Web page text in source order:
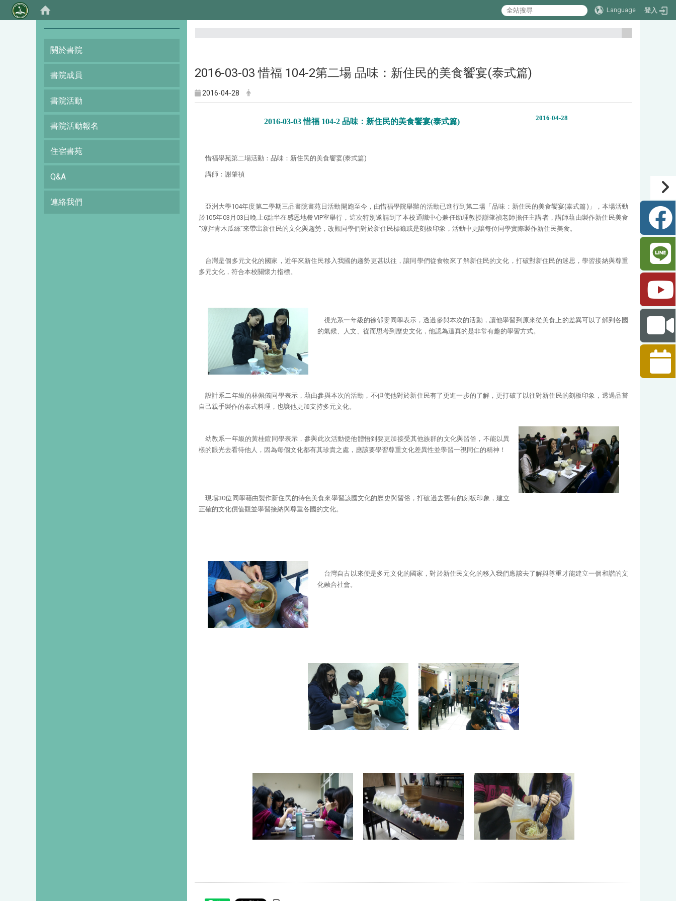
Language 登入
:::
關於書院
書院成員
書院活動
書院活動報名
住宿書苑
Q&A
連絡我們
2016-03-03 惜福 104-2第二場 品味：新住民的美食饗宴(泰式篇)
2016-04-28
2016-03-03 惜福 104-2 品味：新住民的美食饗宴(泰式篇) 2016-04-28
惜福學苑第二場活動：品味：新住民的美食饗宴(泰式篇)
講師 ： 謝肇禎
亞洲大學104年度第二學期三品書院書苑日活動開跑至今，由惜福學院舉辦的活動已進行到第二場「品味：新住民的美食饗宴(泰式篇)」，本場活動
於105年03月03日晚上6點半在感恩地餐VIP室舉行，這次特別邀請到了本校通識中心兼任助理教授謝肇禎老師擔任主講者，講師藉由製作新住民美食
“涼拌青木瓜絲”來帶出新住民的文化與趨勢，改觀同學們對於新住民標籤或是刻板印象，活動中更讓每位同學實際製作新住民美食。
台灣是個多元文化的國家，近年來新住民移入我國的趨勢更甚以往，讓同學們從食物來了解新住民的文化，打破對新住民的迷思，學習接納與尊重
多元文化，符合本校關懷力指標。
視光系一年級的徐郁雯同學表示，透過參與本次的活動，讓他學習到原來從美食上的差異可以了解到各國
的氣候、人文、從而思考到歷史文化，他認為這真的是非常有趣的學習方式。
設計系二年級的林佩儀同學表示，藉由參與本次的活動，不但使他對於新住民有了更進一步的了解，更打破了以往對新住民的刻板印象，透過品嘗
自己親手製作的泰式料理，也讓他更加支持多元文化。
幼教系一年級的黃桂鍹同學表示，參與此次活動使他體悟到要更加接受其他族群的文化與習俗，不能以異
樣的眼光去看待他人，因為每個文化都有其珍貴之處，應該要學習尊重文化差異性並學習一視同仁的精神！
現場30位同學藉由製作新住民的特色美食來學習該國文化的歷史與習俗，打破過去舊有的刻板印象，建立
正確的文化價值觀並學習接納與尊重各國的文化。
台灣自古以來便是多元文化的國家，對於新住民文化的移入我們應該去了解與尊重才能建立一個和諧的文
化融合社會。